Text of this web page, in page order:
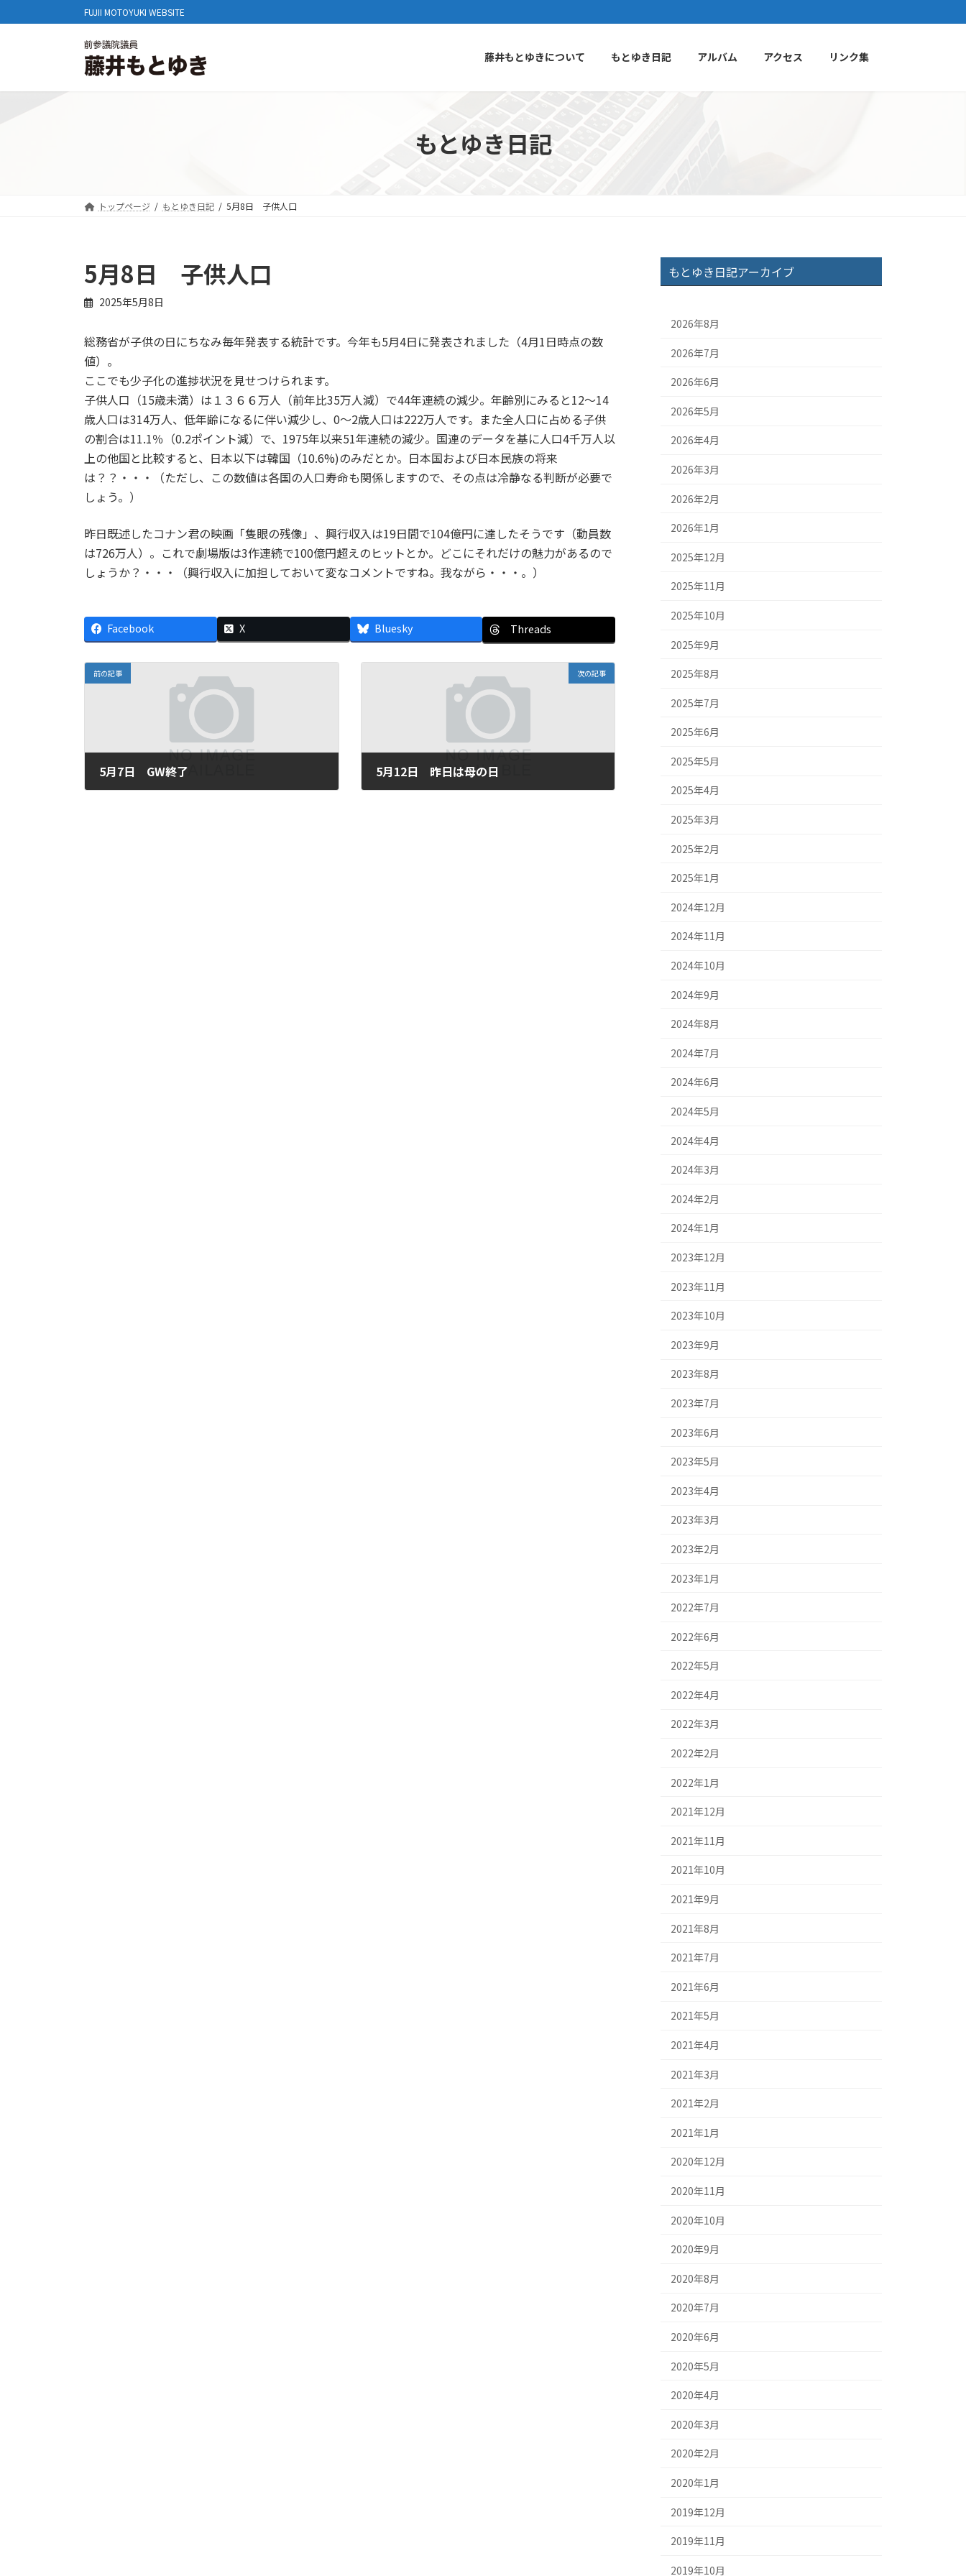
ン
へ
ビ
ョ
FUJII MOTOYUKI WEBSITE
藤井もとゆきについて もとゆき日記 アルバム アクセス リンク集
もとゆき日記
トップページ もとゆき日記 5月8日 子供人口
5月8日 子供人口
2025年5月8日
総務省が子供の日にちなみ毎年発表する統計です。今年も5月4日に発表されました（4月1日時点の数
値）。
ここでも少子化の進捗状況を見せつけられます。
子供人口（15歳未満）は１３６６万人（前年比35万人減）で44年連続の減少。年齢別にみると12～14
歳人口は314万人、低年齢になるに伴い減少し、0～2歳人口は222万人です。また全人口に占める子供
の割合は11.1％（0.2ポイント減）で、1975年以来51年連続の減少。国連のデータを基に人口4千万人以
上の他国と比較すると、日本以下は韓国（10.6%)のみだとか。日本国および日本民族の将来
は？？・・・（ただし、この数値は各国の人口寿命も関係しますので、その点は冷静なる判断が必要で
しょう。）
昨日既述したコナン君の映画「隻眼の残像」、興行収入は19日間で104億円に達したそうです（動員数
は726万人）。これで劇場版は3作連続で100億円超えのヒットとか。どこにそれだけの魅力があるので
しょうか？・・・（興行収入に加担しておいて変なコメントですね。我ながら・・・。）
Facebook X Bluesky Threads
前の記事
5月7日 GW終了
次の記事
5月12日 昨日は母の日
もとゆき日記アーカイブ
2026年8月
2026年7月
2026年6月
2026年5月
2026年4月
2026年3月
2026年2月
2026年1月
2025年12月
2025年11月
2025年10月
2025年9月
2025年8月
2025年7月
2025年6月
2025年5月
2025年4月
2025年3月
2025年2月
2025年1月
2024年12月
2024年11月
2024年10月
2024年9月
2024年8月
2024年7月
2024年6月
2024年5月
2024年4月
2024年3月
2024年2月
2024年1月
2023年12月
2023年11月
2023年10月
2023年9月
2023年8月
2023年7月
2023年6月
2023年5月
2023年4月
2023年3月
2023年2月
2023年1月
2022年7月
2022年6月
2022年5月
2022年4月
2022年3月
2022年2月
2022年1月
2021年12月
2021年11月
2021年10月
2021年9月
2021年8月
2021年7月
2021年6月
2021年5月
2021年4月
2021年3月
2021年2月
2021年1月
2020年12月
2020年11月
2020年10月
2020年9月
2020年8月
2020年7月
2020年6月
2020年5月
2020年4月
2020年3月
2020年2月
2020年1月
2019年12月
2019年11月
2019年10月